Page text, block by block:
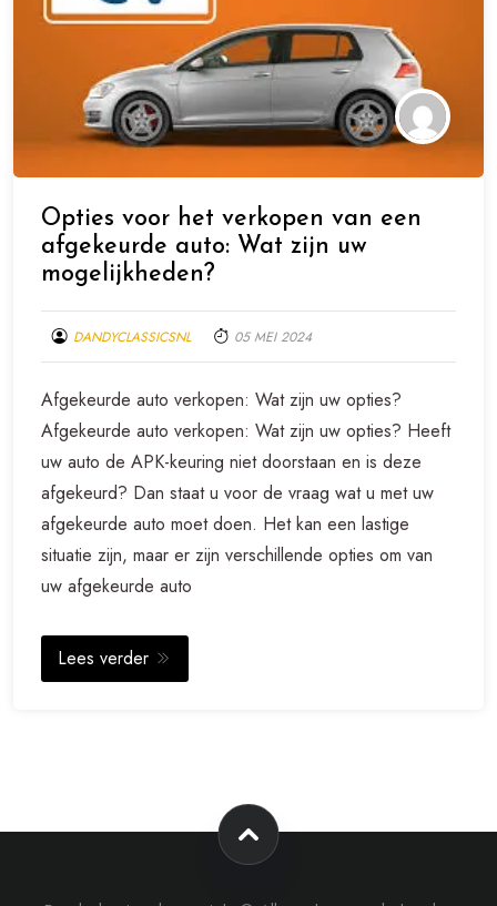
Opties voor het verkopen van een
afgekeurde auto: Wat zijn uw
mogelijkheden?
DANDYCLASSICSNL 05 MEI 2024
Afgekeurde auto verkopen: Wat zijn uw opties?
Afgekeurde auto verkopen: Wat zijn uw opties? Heeft
uw auto de APK-keuring niet doorstaan en is deze
afgekeurd? Dan staat u voor de vraag wat u met uw
afgekeurde auto moet doen. Het kan een lastige
situatie zijn, maar er zijn verschillende opties om van
uw afgekeurde auto
Lees verder